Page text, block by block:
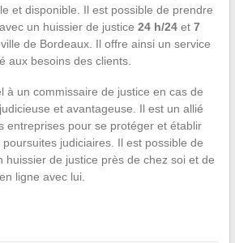
et disponible. Il est possible de prendre
un huissier de justice 24 h/24 et 7
de Bordeaux. Il offre ainsi un service
aux besoins des clients.
à un commissaire de justice en cas de
et avantageuse. Il est un allié
entreprises pour se protéger et établir
judiciaires. Il est possible de
huissier de justice près de chez soi et de
ligne avec lui.